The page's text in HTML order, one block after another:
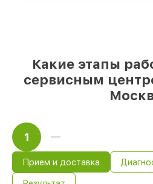
часа, если мастер
Какие этапы
сервисным
1
Прием и доставка